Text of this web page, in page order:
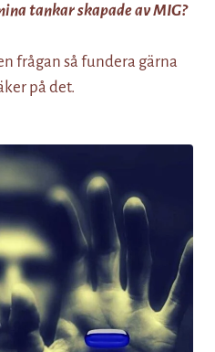
tankar skapade av MIG?
frågan så fundera gärna
på det.